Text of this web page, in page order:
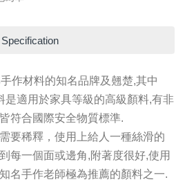
Specification
作材料的知名品牌及翹楚,其中
是適用於家具等級的高級顏料,有非
符合國際安全物質標準.
要稀釋，使用上給人一種絲滑的
每一個面或邊角,附著度很好,使用
名手作老師極為推薦的顏料之一.